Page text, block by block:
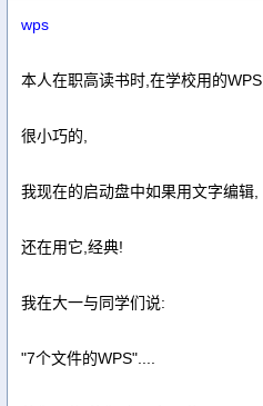
wps
本人在职高读书时,在学校用的WPS,
很小巧的,
我现在的启动盘中如果用文字编辑,
还在用它,经典!
我在大一与同学们说:
"7个文件的WPS"....